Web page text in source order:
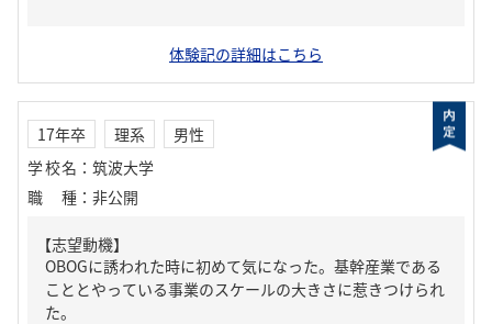
体験記の詳細はこちら
17年卒 理系
男性
学校名 ： 筑波大学
職種 ： 非公開
【志望動機】
OBOGに誘われた時に初めて気になった。基幹産業である
こととやっている事業のスケールの大きさに惹きつけられ
た。